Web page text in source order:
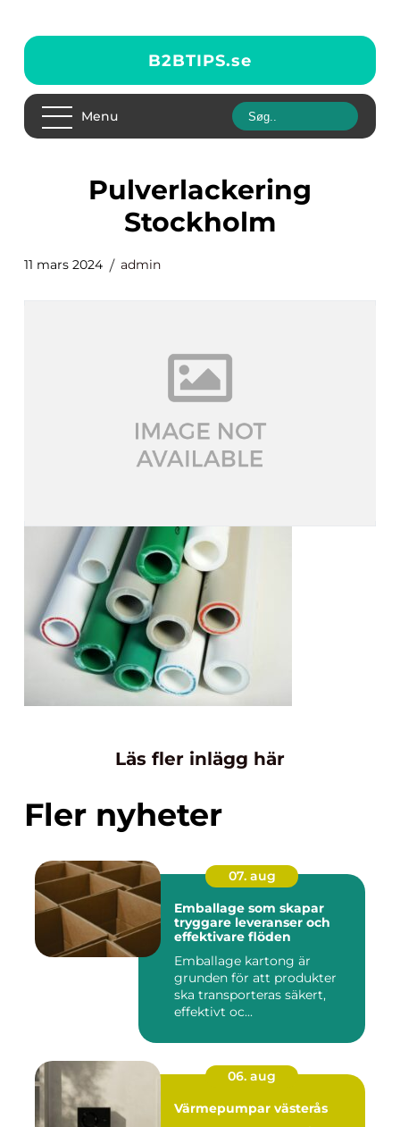
B2BTIPS.se
Menu
Pulverlackering
Stockholm
11 mars 2024 admin
Läs fler inlägg här
Fler nyheter
07. aug
Emballage som skapar
tryggare leveranser och
effektivare flöden
Emballage kartong är
grunden för att produkter
ska transporteras säkert,
effektivt oc...
06. aug
Värmepumpar västerås